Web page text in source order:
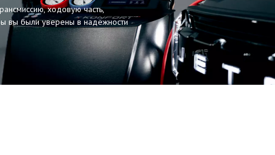
ходовую часть,
вы были уверены в надёжности